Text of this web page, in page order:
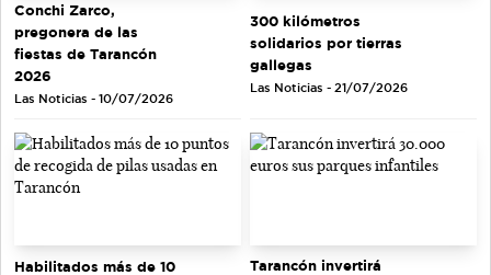
Conchi Zarco,
pregonera de las
fiestas de Tarancón
2026
Las Noticias - 10/07/2026
300 kilómetros
solidarios por tierras
gallegas
Las Noticias - 21/07/2026
Habilitados más de 10
Tarancón invertirá